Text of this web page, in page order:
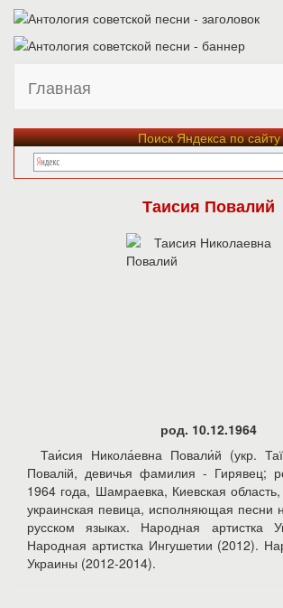
Главная
Поиск Яндекса по сайту
Таисия Повалий
род. 10.12.1964
Таи́сия Никола́евна Повали́й (укр.
Повалій, девичья фамилия - Гирявец;
1964 года, Шамраевка, Киевская
украинская певица, исполняющая песни
русском языках. Народная артистка
Народная артистка Ингушетии (2012).
Украины (2012-2014).